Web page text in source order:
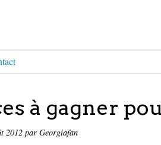
à gagner
2012 par Georgiafan